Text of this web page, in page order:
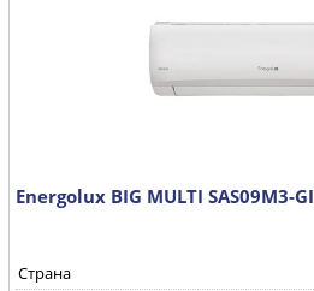
Energolux BIG MULTI SAS09M3-GI
Страна